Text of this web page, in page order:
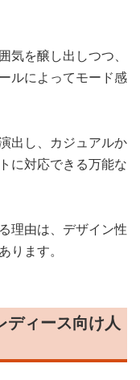
を醸し出しつつ、
ルによってモード感
出し、カジュアルか
に対応できる万能な
理由は、デザイン性
ります。
ディース向け人